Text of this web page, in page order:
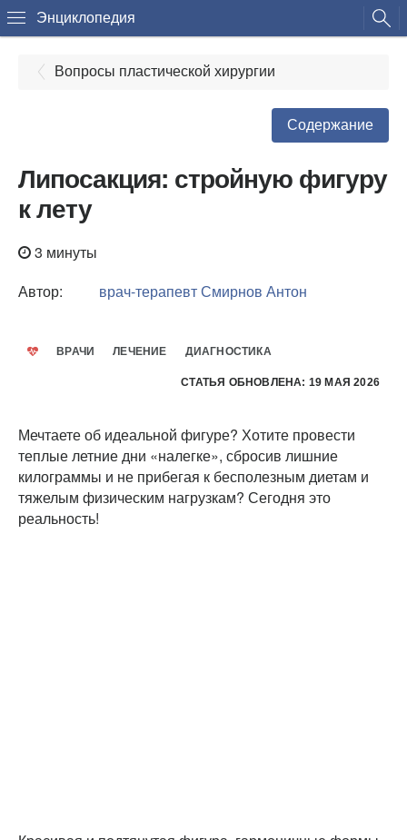
Энциклопедия
Вопросы пластической хирургии
Содержание
Липосакция: стройную фигуру
к лету
3 минуты
Автор:
врач-терапевтСмирнов Антон
ВРАЧИ ЛЕЧЕНИЕ ДИАГНОСТИКА
СТАТЬЯ ОБНОВЛЕНА: 19 МАЯ 2026
Мечтаете об идеальной фигуре? Хотите провести
теплые летние дни «налегке», сбросив лишние
килограммы и не прибегая к бесполезным диетам и
тяжелым физическим нагрузкам? Сегодня это
реальность!